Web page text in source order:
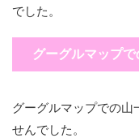
でした。
グーグルマップ
グーグルマップでの山
せんでした。